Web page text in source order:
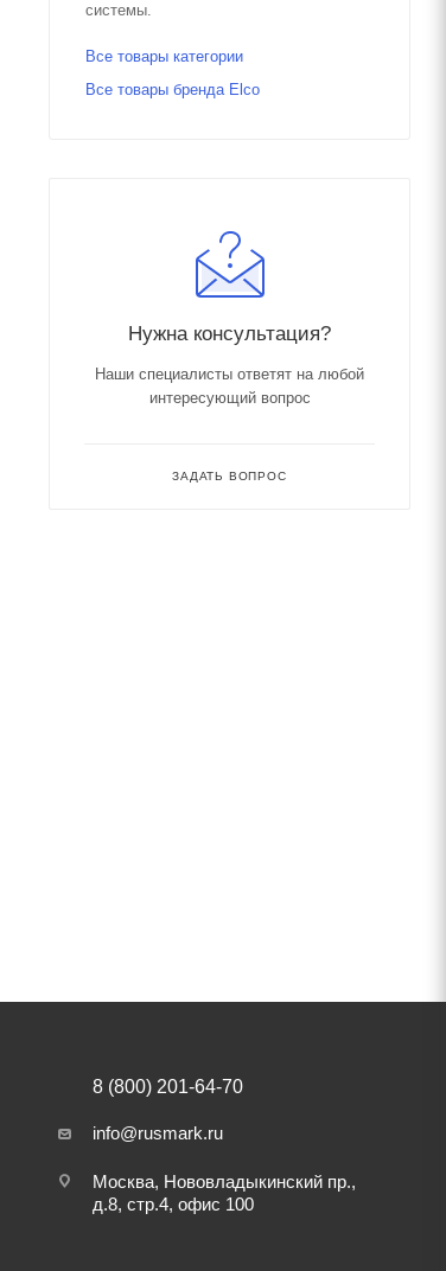
системы.
Все товары категории
Все товары бренда Elco
Нужна консультация?
Наши специалисты ответят на любой
интересующий вопрос
ЗАДАТЬ ВОПРОС
8 (800) 201-64-70
info@rusmark.ru
Москва, Нововладыкинский пр.,
д.8, стр.4, офис 100